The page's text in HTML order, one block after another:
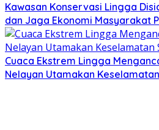
Kawasan Konservasi Lingga
dan Jaga Ekonomi Masyarakat
Cuaca Ekstrem Lingga
Nelayan Utamakan